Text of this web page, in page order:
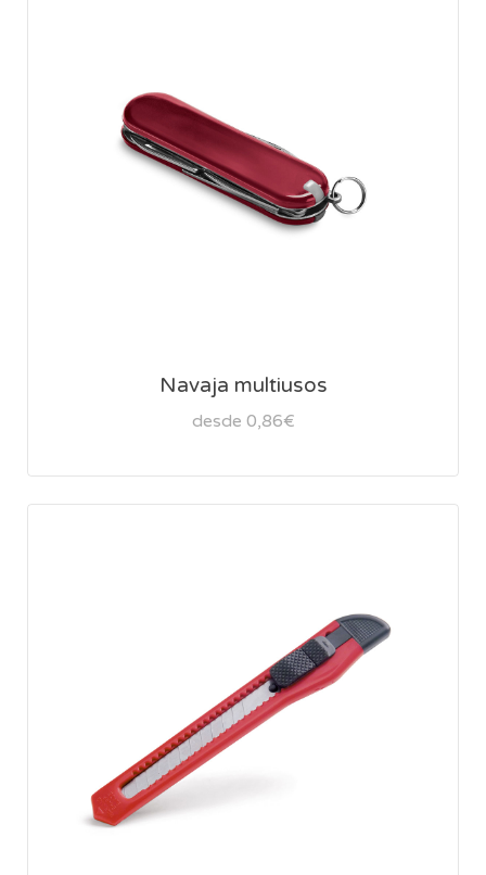
Navaja multiusos
desde 0,86€